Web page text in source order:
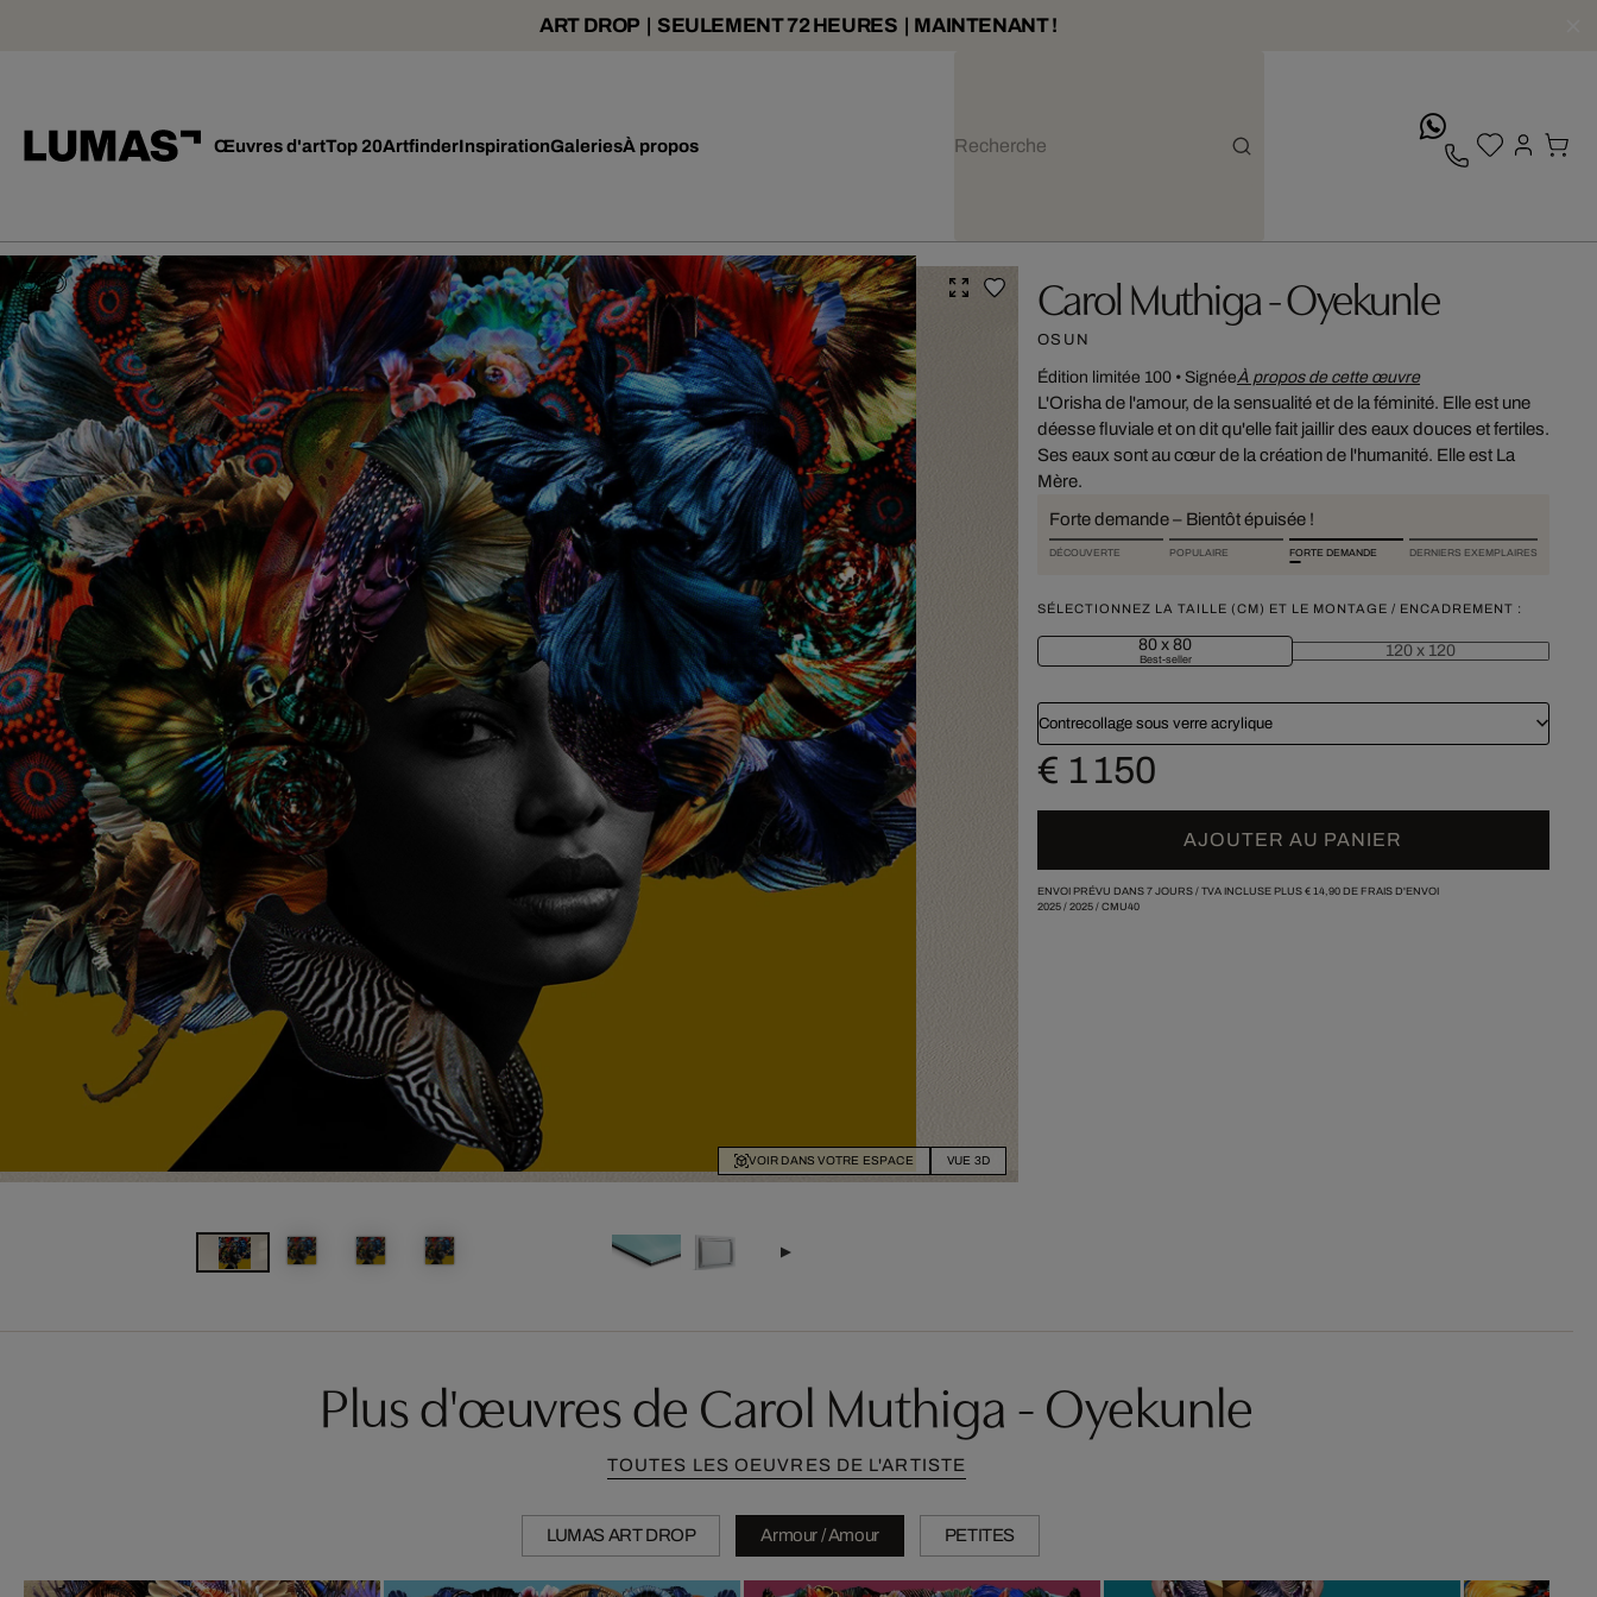
ART DROP | SEULEMENT 72 HEURES | MAINTENANT !
Œuvres d'artTop 20ArtfinderInspirationGaleriesÀ propos
VOIR DANS VOTRE ESPACE VUE 3D
Carol Muthiga - Oyekunle
OSUN
Édition limitée 100• SignéeÀ propos de cette œuvre
L'Orisha de l'amour, de la sensualité et de la féminité. Elle est une
déesse fluviale et on dit qu'elle fait jaillir des eaux douces et fertiles.
Ses eaux sont au cœur de la création de l'humanité. Elle est La
Mère.
Forte demande – Bientôt épuisée !
DÉCOUVERTE POPULAIRE FORTE DEMANDE DERNIERS EXEMPLAIRES
SÉLECTIONNEZ LA TAILLE (CM) ET LE MONTAGE / ENCADREMENT :
80 x 80
Best-seller 120 x 120
Contrecollage sous verre acrylique
€ 1 150
AJOUTER AU PANIER
ENVOI PRÉVU DANS 7 JOURS / TVA INCLUSE PLUS € 14,90DE FRAIS D'ENVOI
2025/ 2025/ CMU40
Plus d'œuvres de Carol Muthiga - Oyekunle
TOUTES LES OEUVRES DE L'ARTISTE
LUMAS ART DROP Armour / Amour PETITES